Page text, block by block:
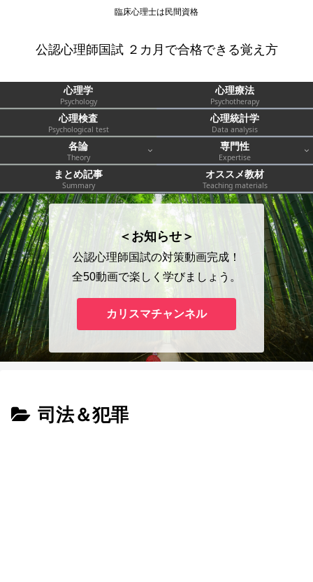
臨床心理士は民間資格
公認心理師国試 ２カ月で合格できる覚え方
心理学
Psychology
心理療法
Psychotherapy
心理検査
Psychological test
心理統計学
Data analysis
各論
Theory
専門性
Expertise
まとめ記事
Summary
オススメ教材
Teaching materials
＜お知らせ＞
公認心理師国試の対策動画完成！
全50動画で楽しく学びましょう。
カリスマチャンネル
司法＆犯罪